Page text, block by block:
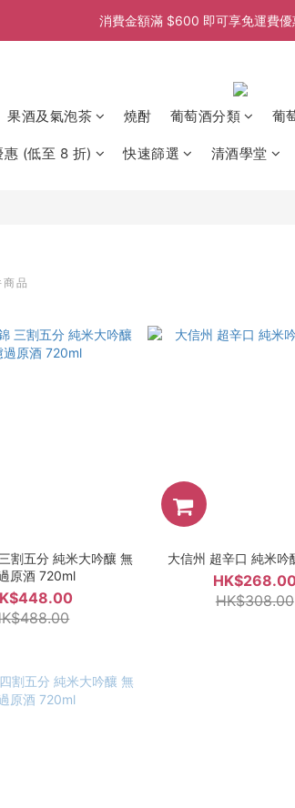
消費金額滿 $600 即可享免運費優
消費金額滿 $600 即可享免運費優
果酒及氣泡茶 燒酎 葡萄酒分類 葡
惠 (低至 8 折) 快速篩選 清酒學堂
品
割五分 純米大吟釀 無
原酒 720ml
大信州 超辛口 純米吟
HK$308.00